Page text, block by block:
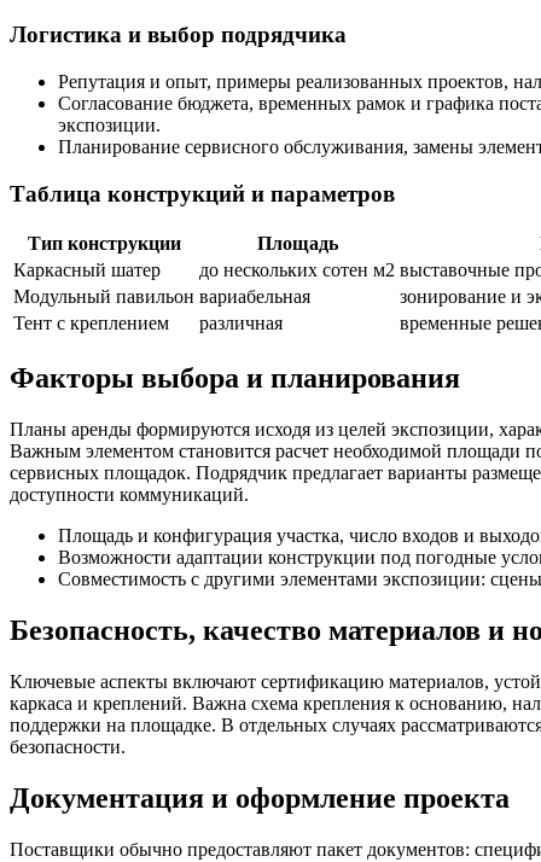
Логистика и выбор подрядчика
Репутация и опыт, примеры реализованных проектов,
Согласование бюджета, временных рамок и графика
экспозиции.
Планирование сервисного обслуживания, замены
Таблица конструкций и параметров
Тип конструкции Площадь
Каркасный шатер
до нескольких сотен м2 выставочные
Модульный павильон вариабельная
зонирование и
Тент с креплением
различная временные
Факторы выбора и планирования
Планы аренды формируются исходя из целей экспозиции,
Важным элементом становится расчет необходимой площади
сервисных площадок. Подрядчик предлагает варианты
доступности коммуникаций.
Площадь и конфигурация участка, число входов и
Возможности адаптации конструкции под погодные
Совместимость с другими элементами экспозиции:
Безопасность, качество материалов и
Ключевые аспекты включают сертификацию материалов,
каркаса и креплений. Важна схема крепления к основанию,
поддержки на площадке. В отдельных случаях
безопасности.
Документация и оформление проекта
Поставщики обычно предоставляют пакет документов: